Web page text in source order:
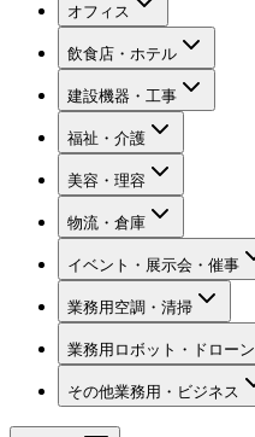
オフィス
飲食店・ホテル
建設機器・工事
福祉・介護
美容・理容
物流・倉庫
イベント・展示会・催事
業務用空調・清掃
業務用ロボット・ドローン
その他業務用・ビジネス